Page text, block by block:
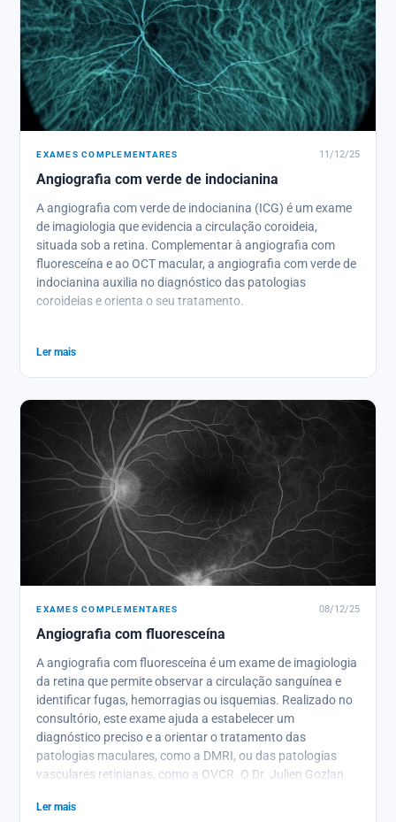
EXAMES COMPLEMENTARES 11/12/25
Angiografia com verde de indocianina
A angiografia com verde de indocianina (ICG) é um exame
de imagiologia que evidencia a circulação coroideia,
situada sob a retina. Complementar à angiografia com
fluoresceína e ao OCT macular, a angiografia com verde de
indocianina auxilia no diagnóstico das patologias
coroideias e orienta o seu tratamento.
Ler mais
EXAMES COMPLEMENTARES 08/12/25
Angiografia com fluoresceína
A angiografia com fluoresceína é um exame de imagiologia
da retina que permite observar a circulação sanguínea e
identificar fugas, hemorragias ou isquemias. Realizado no
consultório, este exame ajuda a estabelecer um
diagnóstico preciso e a orientar o tratamento das
patologias maculares, como a DMRI, ou das patologias
vasculares retinianas, como a OVCR. O Dr. Julien Gozlan
procedimento e os seus riscos.
Ler mais